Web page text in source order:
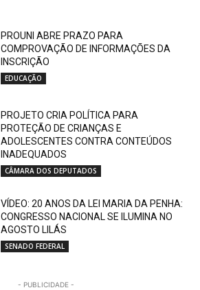
PROUNI ABRE PRAZO PARA
COMPROVAÇÃO DE INFORMAÇÕES DA
INSCRIÇÃO
EDUCAÇÃO
PROJETO CRIA POLÍTICA PARA
PROTEÇÃO DE CRIANÇAS E
ADOLESCENTES CONTRA CONTEÚDOS
INADEQUADOS
CÂMARA DOS DEPUTADOS
VÍDEO: 20 ANOS DA LEI MARIA DA PENHA:
CONGRESSO NACIONAL SE ILUMINA NO
AGOSTO LILÁS
SENADO FEDERAL
- PUBLICIDADE -